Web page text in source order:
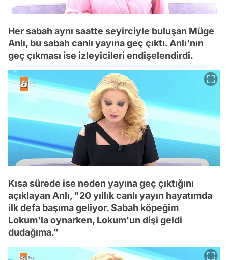
Her sabah aynı saatte seyirciyle buluşan Müge
Anlı, bu sabah canlı yayına geç çıktı. Anlı'nın
geç çıkması ise izleyicileri endişelendirdi.
Kısa sürede ise neden yayına geç çıktığını
açıklayan Anlı, "20 yıllık canlı yayın hayatımda
ilk defa başıma geliyor. Sabah köpeğim
Lokum'la oynarken, Lokum'un dişi geldi
dudağıma."